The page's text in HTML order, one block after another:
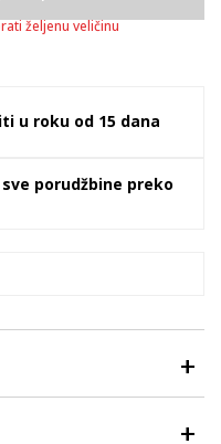
željenu veličinu
u roku od 15 dana
porudžbine preko